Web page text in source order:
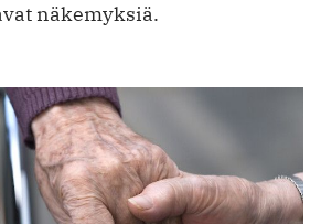
näkemyksiä.